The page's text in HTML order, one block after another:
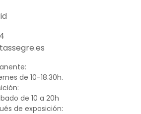
de 10-18.30h.
de 10 a 20h
de exposición: